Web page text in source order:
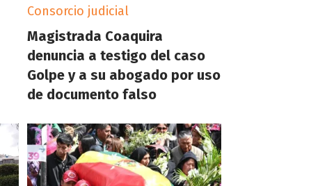
Consorcio judicial
Magistrada Coaquira
denuncia a testigo del caso
Golpe y a su abogado por uso
de documento falso